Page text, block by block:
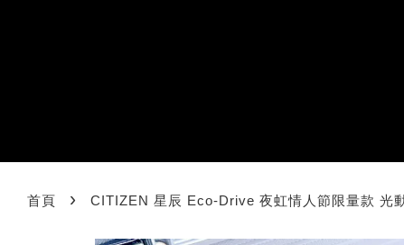
首頁 › CITIZEN 星辰 Eco-Drive 夜虹情人節限量款 光